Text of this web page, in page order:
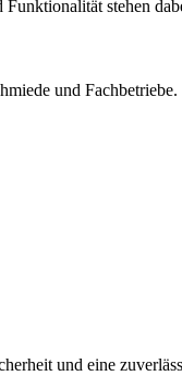
stehen
und Fachbetriebe.
und eine